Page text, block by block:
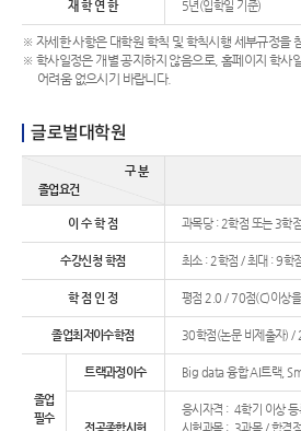
재 학 연 한 5년(입학일 기준)
※ 자세한 사항은 대학원 학칙 및 학칙시행 세부규정을
※ 학사일정은 개별 공지하지 않음으로, 홈페이지 학사
어려움 없으시기 바랍니다.
글로벌대학원
구 분
졸업요건
이 수 학 점 과목당 : 2학점 또는 3학점
수강신청 학점 최소 : 2학점 / 최대 : 9학
학 점 인 정 평점 2.0 / 70점(C)이상
졸업최저이수학점 30학점(논문 비제출자) /
졸업
필수
트랙과정이수 Big data 융합 AI트랙,
응시자격 : 4학기 이상 등